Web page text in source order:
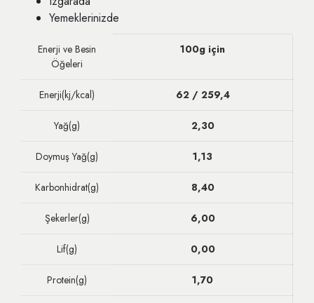
Yemeklerinizde
Enerji ve Besin
Öğeleri
100g için
Enerji(kj/kcal) 62 / 259,4
Yağ(g) 2,30
Doymuş Yağ(g) 1,13
Karbonhidrat(g) 8,40
Şekerler(g) 6,00
Lif(g) 0,00
Protein(g) 1,70